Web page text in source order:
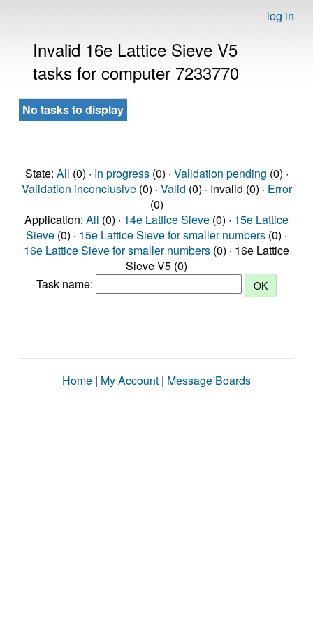
log in
Invalid 16e Lattice Sieve V5
tasks for computer 7233770
No tasks to display
State: All (0) · In progress(0) · Validation pending (0) ·
Validation inconclusive(0) · Valid (0) · Invalid (0) · Error
(0)
Application: All (0) · 14e Lattice Sieve (0) · 15e Lattice
Sieve (0) · 15e Lattice Sieve for smaller numbers (0) ·
16e Lattice Sieve for smaller numbers (0) · 16e Lattice
Sieve V5 (0)
Task name:
Home | My Account | Message Boards